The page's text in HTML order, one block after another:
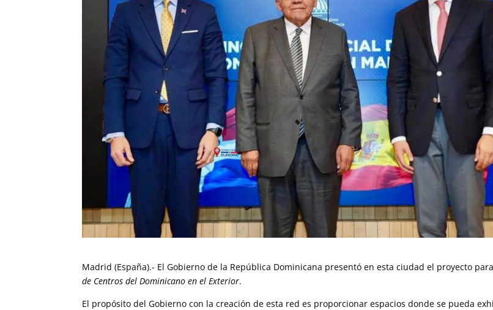
Madrid (España).- El Gobierno de la República Dominicana presentó en esta ciudad el proyecto
de Centros del Dominicano en el Exterior.
El propósito del Gobierno con la creación de esta red es proporcionar espacios donde se pueda